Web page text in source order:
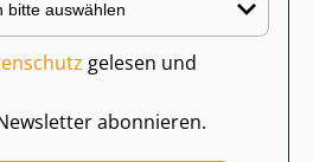
gelesen und
abonnieren.